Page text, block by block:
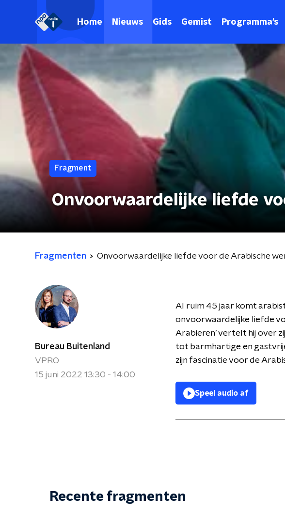
Home Nieuws Gids Gemist Programma's
Fragment
Onvoorwaardelijke liefde
Fragmenten Onvoorwaardelijke liefde voor de Arabische
Bureau Buitenland
VPRO
15 juni 2022 13:30 - 14:00
Al ruim 45 jaar komt
onvoorwaardelijke liefde
Arabieren’ vertelt hij over
tot barmhartige en
zijn fascinatie voor de
Speel audio af
Recente fragmenten